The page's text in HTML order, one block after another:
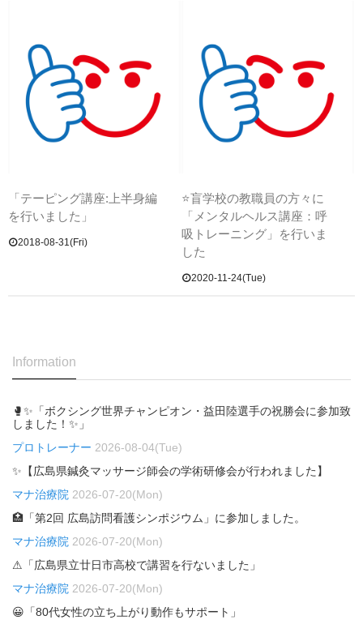
「テーピング講座:上半身編
を行いました」
2018-08-31(Fri)
⭐盲学校の教職員の方々に
「メンタルヘルス講座：呼
吸トレーニング」を行いま
した
2020-11-24(Tue)
Information
🥊✨「ボクシング世界チャンピオン・益田陸選手の祝勝会に参加致
しました！✨」
プロトレーナー 2026-08-04(Tue)
✨【広島県鍼灸マッサージ師会の学術研修会が行われました】
マナ治療院 2026-07-20(Mon)
🏥「第2回 広島訪問看護シンポジウム」に参加しました。
マナ治療院 2026-07-20(Mon)
⚠「広島県立廿日市高校で講習を行ないました」
マナ治療院 2026-07-20(Mon)
😀「80代女性の立ち上がり動作もサポート」